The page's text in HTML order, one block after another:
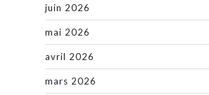
juin 2026
mai 2026
avril 2026
mars 2026